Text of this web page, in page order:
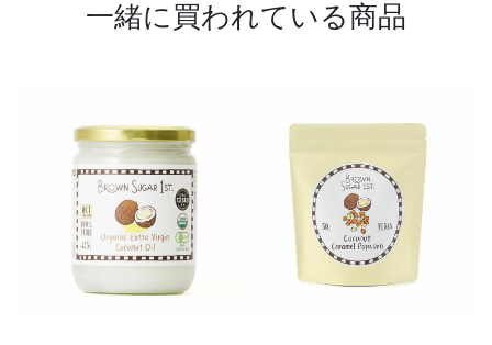
一緒に買われている商品